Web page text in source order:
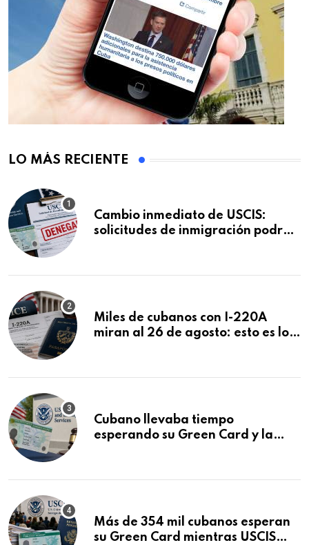
LO MÁS RECIENTE
Cambio inmediato de USCIS:
solicitudes de inmigración podrán
Miles de cubanos con I-220A
miran al 26 de agosto: esto es lo
Cubano llevaba tiempo
esperando su Green Card y la
Más de 354 mil cubanos esperan
su Green Card mientras USCIS